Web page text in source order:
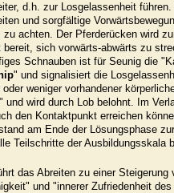
d.h. zur Losgelassenheit
und sorgfältige
zu achten. Der Pferderücken wird
bereit, sich vorwärts-abwärts zu
Schnauben ist für Seunig die
" und signalisiert die
weniger vorhandener
und wird durch Lob belohnt. Im
den Kontaktpunkt erreichen
am Ende der Lösungsphase
Teilschritte der Ausbildungsskala
das Abreiten zu einer
und "innerer Zufriedenheit